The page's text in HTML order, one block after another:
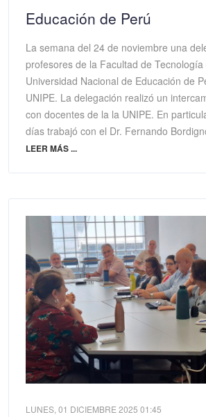
Educación de Perú
La semana del 24 de noviembre una
profesores de la Facultad de Tecnología
Universidad Nacional de Educación de
UNIPE. La delegación realizó un
con docentes de la la UNIPE. En
días trabajó con el Dr. Fernando
LEER MÁS ...
LUNES, 01 DICIEMBRE 2025 01:45